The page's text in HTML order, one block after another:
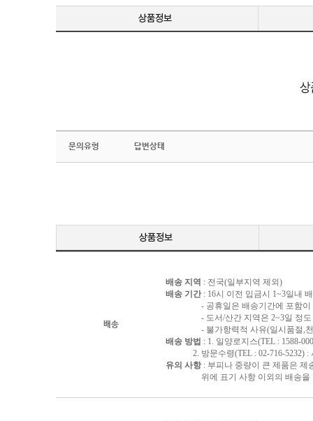
문의유형 답변상태
배송
배송 지역 : 전국(일부지역 제외)
배송 기간 : 16시 이전 입금시 1~3일내
- 공휴일은 배송기간에 포함이
- 도서/산간 지역은 2~3일 정도
- 불가항력적 사유(일시품절,천재
배송 방법 : 1. 일양로지스(TEL : 1588-
2. 방문수령(TEL : 02-716-5232) :
유의 사항: 부피나 중량이 큰 제품은 제
위에 표기 사항 이외의 배송을 원